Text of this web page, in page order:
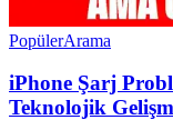
PopülerArama
iPhone Şarj
Teknolojik